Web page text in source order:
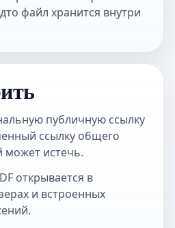
файл хранится внутри
публичную ссылку
ссылку общего
может истечь.
открывается в
и встроенных